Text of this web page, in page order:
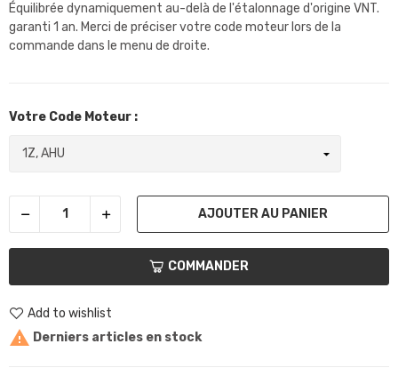
Équilibrée dynamiquement au-delà de l'étalonnage d'origine VNT.
garanti 1 an. Merci de préciser votre code moteur lors de la
commande dans le menu de droite.
Votre Code Moteur :
AJOUTER AU PANIER
COMMANDER
Add to wishlist
 Derniers articles en stock